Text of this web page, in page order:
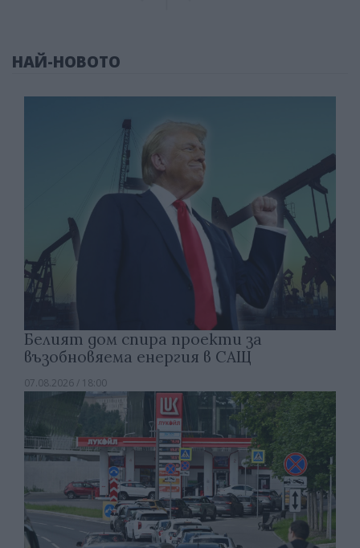
НАЙ-НОВОТО
Белият дом спира проекти за
възобновяема енергия в САЩ
07.08.2026 / 18:00